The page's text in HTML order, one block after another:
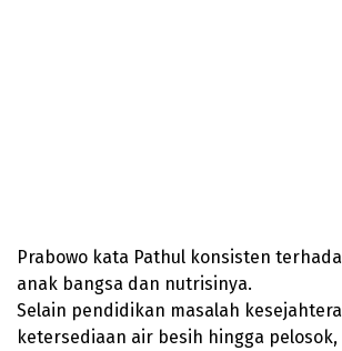
Prabowo kata Pathul konsisten
anak bangsa dan nutrisinya.
Selain pendidikan masalah
ketersediaan air besih hingga